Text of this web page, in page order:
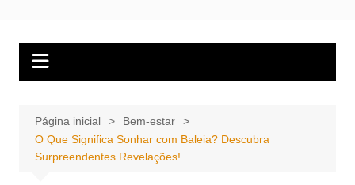
Página inicial
Bem-estar
O Que Significa Sonhar com Baleia? Descubra
Surpreendentes Revelações!